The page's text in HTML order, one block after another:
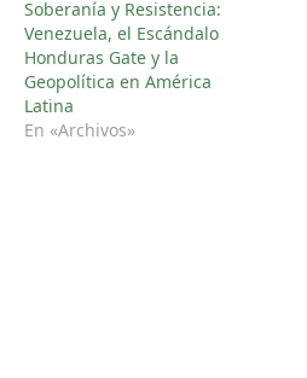
Soberanía y Resistencia:
Venezuela, el Escándalo
Honduras Gate y la
Geopolítica en América
Latina
En «Archivos»